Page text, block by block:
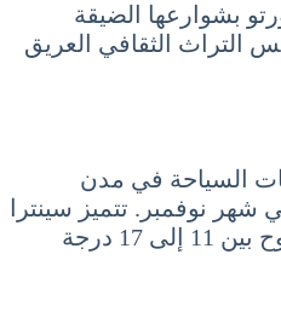
بشوارعها الضيقة
التراث الثقافي العريق
السياحة في مدن
شهر نوفمبر. تتميز سينترا
بطقس معتدل ورطب يتراوح بين 11 إلى 17 درجة